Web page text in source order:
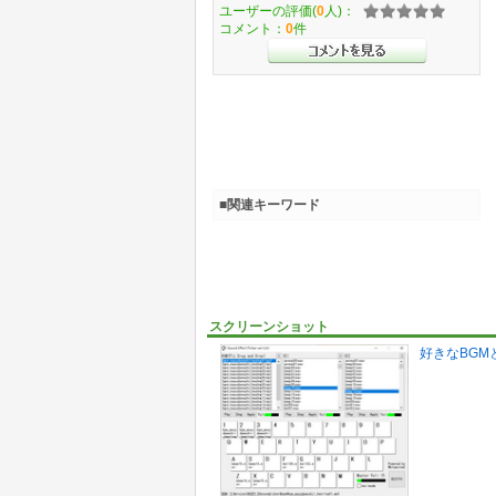
スクリーンショット
好きなBGM
ユーザーの評価(0 人)：
コメント： 0件
■関連キーワード